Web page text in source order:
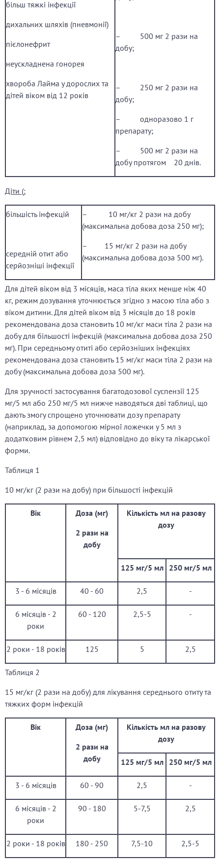
більш тяжкі інфекції
дихальних шляхів (пневмонії)
пієлонефрит
неускладнена гонорея
хвороба Лайма у дорослих та
дітей віком від 12 років
– 500 мг 2 рази на
добу;
– 250 мг 2 рази на
добу;
– одноразово 1 г
препарату;
– 500 мг 2 рази на
добу протягом 20 днів.
Діти (:
більшість інфекцій
середній отит або
серйозніші інфекції
– 10 мг/кг 2 рази на добу
(максимальна добова доза 250 мг);
– 15 мг/кг 2 рази на добу
(максимальна добова доза 500 мг).
Для дітей віком від 3 місяців, маса тіла яких менше ніж 40
кг, режим дозування уточнюється згідно з масою тіла або з
віком дитини. Для дітей віком від 3 місяців до 18 років
рекомендована доза становить 10 мг/кг маси тіла 2 рази на
добу для більшості інфекцій (максимальна добова доза 250
мг). При середньому отиті або серйозніших інфекціях
рекомендована доза становить 15 мг/кг маси тіла 2 рази на
добу (максимальна добова доза 500 мг).
Для зручності застосування багатодозової суспензії 125
мг/5 мл або 250 мг/5 мл нижче наводяться дві таблиці, що
дають змогу спрощено уточнювати дозу препарату
(наприклад, за допомогою мірної ложечки у 5 мл з
додатковим рівнем 2,5 мл) відповідно до віку та лікарської
форми.
Таблиця 1
10 мг/кг (2 рази на добу) при більшості інфекцій
Вік
Доза (мг)
2 рази на
добу
Кількість мл на разову
дозу
125 мг/5 мл 250 мг/5 мл
3 - 6 місяців 40 - 60 2,5 -
6 місяців - 2
роки
60 - 120 2,5-5 -
2 роки - 18 років 125 5 2,5
Таблиця 2
15 мг/кг (2 рази на добу) для лікування середнього отиту та
тяжких форм інфекцій
Вік
Доза (мг)
2 рази на
добу
Кількість мл на разову
дозу
125 мг/5 мл 250 мг/5 мл
3 - 6 місяців 60 - 90 2,5 -
6 місяців - 2
роки
90 - 180 5-7,5 2,5
2 роки - 18 років 180 - 250 7,5-10 2,5-5